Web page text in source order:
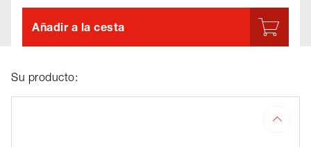
Añadir a la cesta
Su producto: